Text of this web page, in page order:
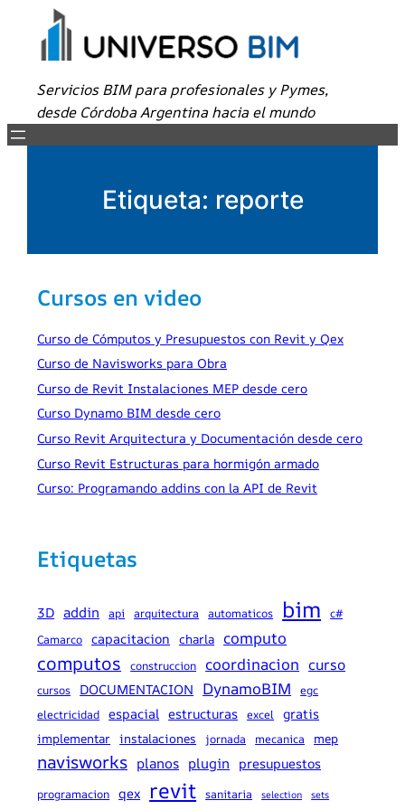
Servicios BIM para profesionales y Pymes,
desde Córdoba Argentina hacia el mundo
Etiqueta: reporte
Cursos en video
Curso de Cómputos y Presupuestos con Revit y Qex
Curso de Navisworks para Obra
Curso de Revit Instalaciones MEP desde cero
Curso Dynamo BIM desde cero
Curso Revit Arquitectura y Documentación desde cero
Curso Revit Estructuras para hormigón armado
Curso: Programando addins con la API de Revit
Etiquetas
3D addin api arquitectura automaticos bim
c#
Camarco capacitacion charla computo
computos construccion coordinacion curso
cursos DOCUMENTACION DynamoBIM
egc
electricidad espacial estructuras excel gratis
implementar instalaciones jornada mecanica mep
navisworks planos plugin presupuestos
programacion qex revit sanitaria selection sets